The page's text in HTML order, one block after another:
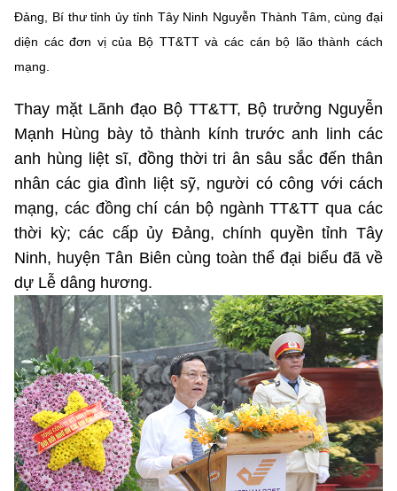
(Ghi rõ nguồn "https://mst.gov.vn" khi phát hành lại thông tin từ
website này)
Đảng, Bí thư tỉnh ủy tỉnh Tây Ninh Nguyễn Thành Tâm, cùng đại
diện các đơn vị của Bộ TT&TT và các cán bộ lão thành cách
mạng.
Thay mặt Lãnh đạo Bộ TT&TT, Bộ trưởng Nguyễn
Mạnh Hùng bày tỏ thành kính trước anh linh các
anh hùng liệt sĩ, đồng thời tri ân sâu sắc đến thân
nhân các gia đình liệt sỹ, người có công với cách
mạng, các đồng chí cán bộ ngành TT&TT qua các
thời kỳ; các cấp ủy Đảng, chính quyền tỉnh Tây
Ninh, huyện Tân Biên cùng toàn thể đại biểu đã về
dự Lễ dâng hương.